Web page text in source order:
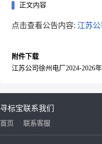
正文内容
点击查看公告内容: 江苏
附件下载
江苏公司徐州电厂2024-2026
寻标宝
首页
联系我们
联系客服